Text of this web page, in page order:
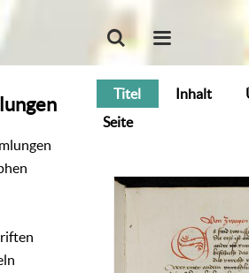
Titel Inhalt
Seite